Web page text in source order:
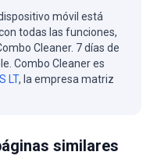
móvil está
todas las funciones,
Cleaner. 7 días de
Combo Cleaner es
LT, la empresa matriz
similares